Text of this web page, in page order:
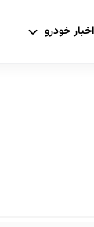
اخبار خودرو